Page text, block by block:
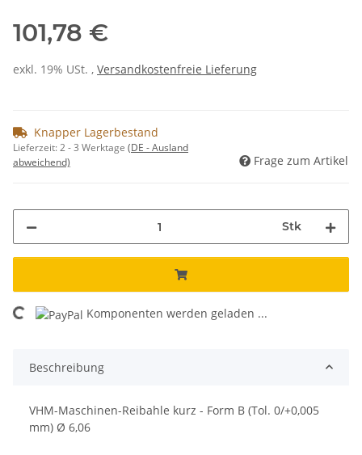
101,78 €
exkl. 19% USt. , Versandkostenfreie Lieferung
Knapper Lagerbestand
Lieferzeit:2 - 3 Werktage (DE - Ausland
abweichend)
Frage zum Artikel
Stk
Loading... Komponenten werden geladen ...
Beschreibung
VHM-Maschinen-Reibahle kurz - Form B (Tol. 0/+0,005
mm) Ø 6,06